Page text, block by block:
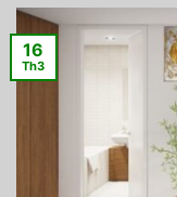
16
Th3